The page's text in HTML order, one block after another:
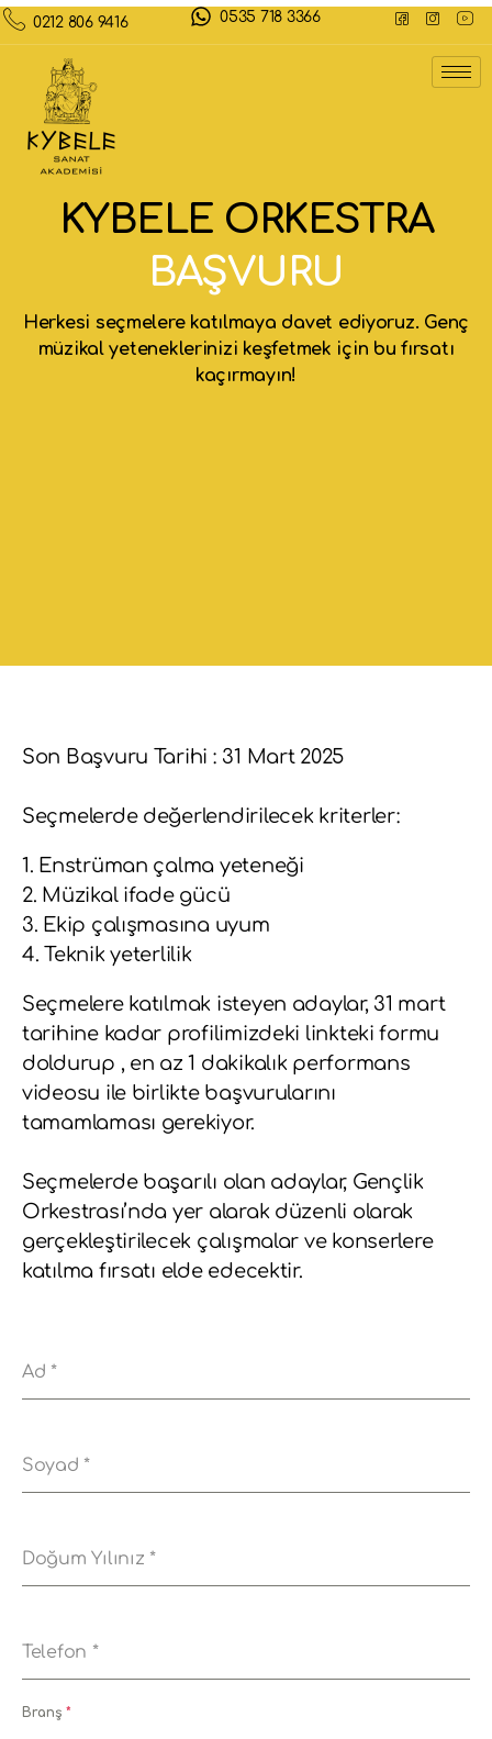
0212 806 9416 0535 718 3366
KYBELE ORKESTRA
BAŞVURU
Herkesi seçmelere katılmaya davet ediyoruz. Genç
müzikal yeteneklerinizi keşfetmek için bu fırsatı
kaçırmayın!
Son Başvuru Tarihi : 31 Mart 2025
Seçmelerde değerlendirilecek kriterler:
1. Enstrüman çalma yeteneği
2. Müzikal ifade gücü
3. Ekip çalışmasına uyum
4. Teknik yeterlilik
Seçmelere katılmak isteyen adaylar, 31 mart
tarihine kadar profilimizdeki linkteki formu
doldurup , en az 1 dakikalık performans
videosu ile birlikte başvurularını
tamamlaması gerekiyor.
Seçmelerde başarılı olan adaylar, Gençlik
Orkestrası’nda yer alarak düzenli olarak
gerçekleştirilecek çalışmalar ve konserlere
katılma fırsatı elde edecektir.
Ad *
Soyad *
Doğum Yılınız *
Telefon *
Branş*